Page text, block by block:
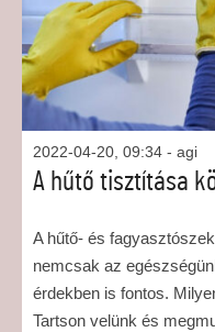
2022-04-20, 09:34 - agi
A hűtő tisztítása
A hűtő- és
nemcsak az
érdekben is fontos.
Tartson velünk és